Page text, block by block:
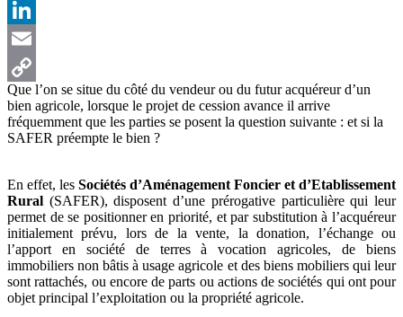
Twitter
LinkedIn
Email
Copy
Link
Que l’on se situe du côté du vendeur ou du futur acquéreur d’un
bien agricole, lorsque le projet de cession avance il arrive
fréquemment que les parties se posent la question suivante : et si la
SAFER préempte le bien ?
En effet, les Sociétés d’Aménagement Foncier et d’Etablissement
Rural (SAFER), disposent d’une prérogative particulière qui leur
permet de se positionner en priorité, et par substitution à l’acquéreur
initialement prévu, lors de la vente, la donation, l’échange ou
l’apport en société de terres à vocation agricoles, de biens
immobiliers non bâtis à usage agricole et des biens mobiliers qui leur
sont rattachés, ou encore de parts ou actions de sociétés qui ont pour
objet principal l’exploitation ou la propriété agricole.